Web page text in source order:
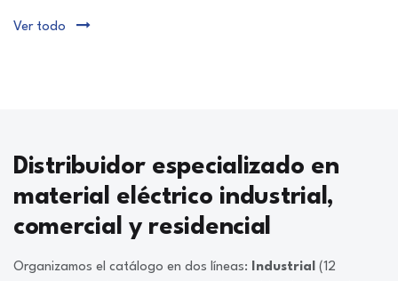
Ver todo
Distribuidor especializado en
material eléctrico industrial,
comercial y residencial
Organizamos el catálogo en dos líneas: Industrial (12